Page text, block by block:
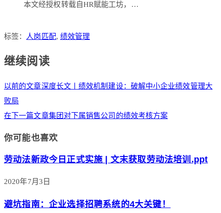
本文经授权转载自HR赋能工坊，…
标签： 人岗匹配, 绩效管理
继续阅读
以前的文章深度长文丨绩效机制建设：破解中小企业绩效管理大
败局
在下一篇文章集团对下属销售公司的绩效考核方案
你可能也喜欢
劳动法新政今日正式实施 | 文末获取劳动法培训.ppt
2020年7月3日
避坑指南：企业选择招聘系统的4大关键！